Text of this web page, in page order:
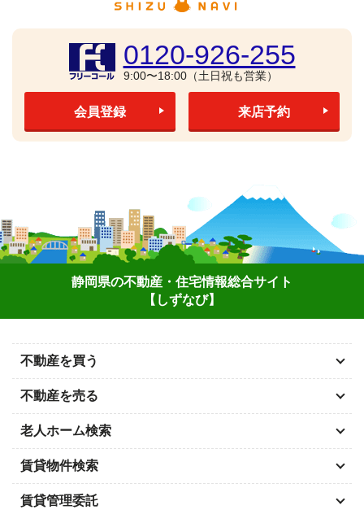
0120-926-255
9:00〜18:00（土日祝も営業）
会員登録 来店予約
静岡県の不動産・住宅情報総合サイト
【しずなび】
不動産を買う
不動産を売る
老人ホーム検索
賃貸物件検索
賃貸管理委託